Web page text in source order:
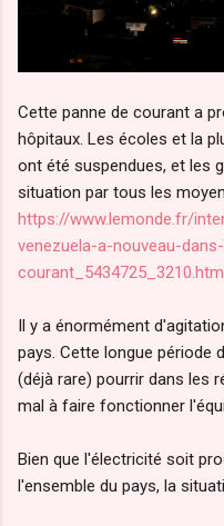
Cette panne de courant a
hôpitaux. Les écoles et la
ont été suspendues, et les
situation par tous les
https://www.lemonde.fr/
venezuela-a-nouveau-
Il y a énormément
pays. Cette longue période
(déjà rare) pourrir dans les
mal à faire fonctionner
Bien que l'électricité soit
l'ensemble du pays, la